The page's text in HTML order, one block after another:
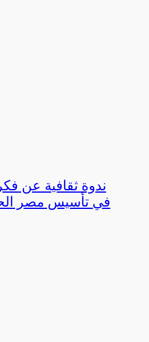
ندوة ثقافية عن
في تأسيس مصر